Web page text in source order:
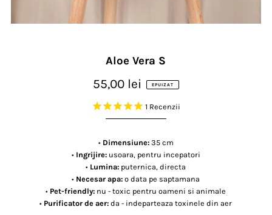
Aloe Vera S
55,00 lei EPUIZAT
1 Recenzii
• Dimensiune:35 cm
• Ingrijire:usoara, pentru incepatori
• Lumina: puternica, directa
• Necesar apa: o data pe saptamana
• Pet-friendly: nu - toxic pentru oameni si animale
• Purificator de aer: da - indeparteaza toxinele din aer